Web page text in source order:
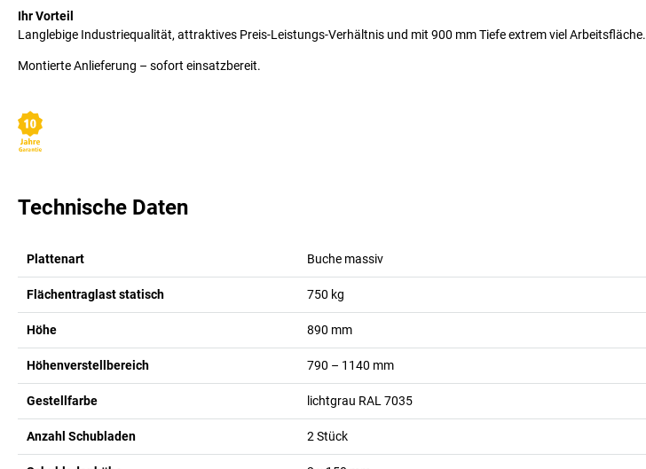
Ihr Vorteil
Langlebige Industriequalität, attraktives Preis-Leistungs-Verhältnis und mit 900 mm Tiefe extrem viel Arbeitsfläche.
Montierte Anlieferung – sofort einsatzbereit.
Technische Daten
Plattenart Buche massiv
Flächentraglast statisch 750 kg
Höhe 890 mm
Höhenverstellbereich 790 – 1140 mm
Gestellfarbe lichtgrau RAL 7035
Anzahl Schubladen 2 Stück